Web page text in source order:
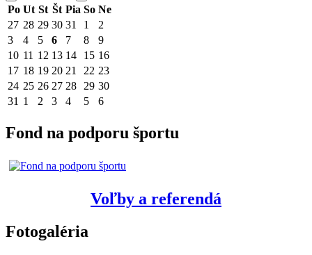
Po Ut St Št Pia So Ne
27 28 29 30 31 1
2
3
4 5 6 7 8
9
10 11 12 13 14 15 16
17 18 19 20 21 22 23
24 25 26 27 28 29 30
31 1 2 3 4 5 6
Fond na podporu športu
Voľby a referendá
Fotogaléria